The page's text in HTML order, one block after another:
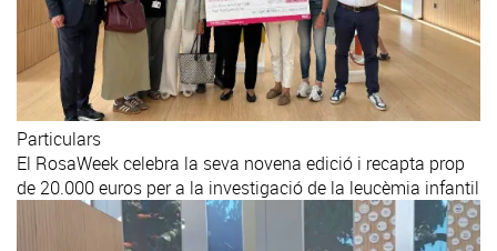
Particulars
El RosaWeek celebra la seva novena edició i recapta prop
de 20.000 euros per a la investigació de la leucèmia infantil